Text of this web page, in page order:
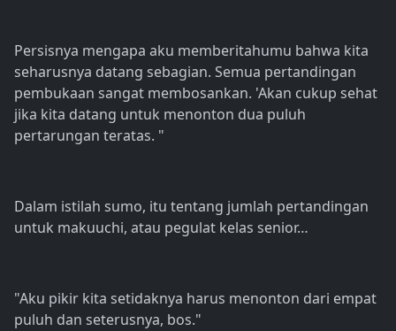
Persisnya mengapa aku memberitahumu bahwa kita
seharusnya datang sebagian. Semua pertandingan
pembukaan sangat membosankan. 'Akan cukup sehat
jika kita datang untuk menonton dua puluh
pertarungan teratas. "
Dalam istilah sumo, itu tentang jumlah pertandingan
untuk makuuchi, atau pegulat kelas senior…
"Aku pikir kita setidaknya harus menonton dari empat
puluh dan seterusnya, bos."